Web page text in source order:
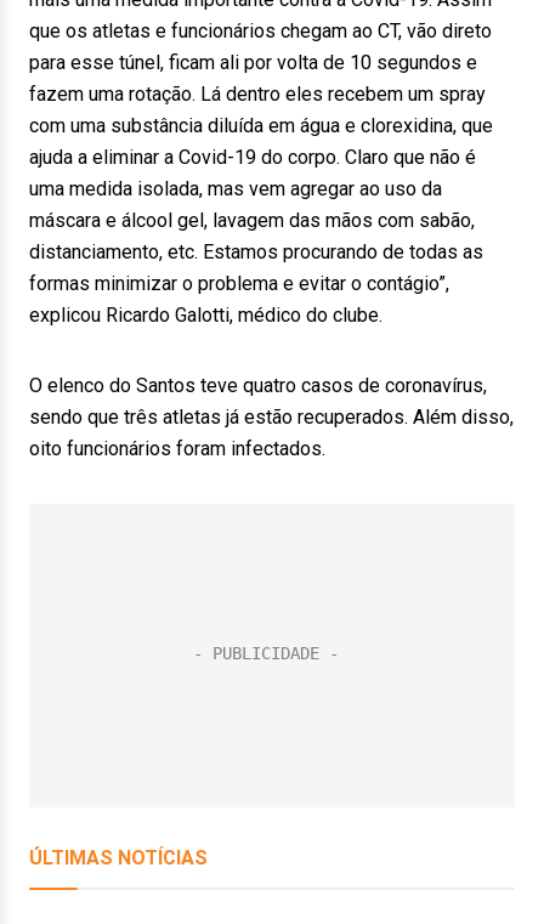
que os atletas e funcionários chegam ao CT, vão direto
para esse túnel, ficam ali por volta de 10 segundos e
fazem uma rotação. Lá dentro eles recebem um spray
com uma substância diluída em água e clorexidina, que
ajuda a eliminar a Covid-19 do corpo. Claro que não é
uma medida isolada, mas vem agregar ao uso da
máscara e álcool gel, lavagem das mãos com sabão,
distanciamento, etc. Estamos procurando de todas as
formas minimizar o problema e evitar o contágio”,
explicou Ricardo Galotti, médico do clube.
O elenco do Santos teve quatro casos de coronavírus,
sendo que três atletas já estão recuperados. Além disso,
oito funcionários foram infectados.